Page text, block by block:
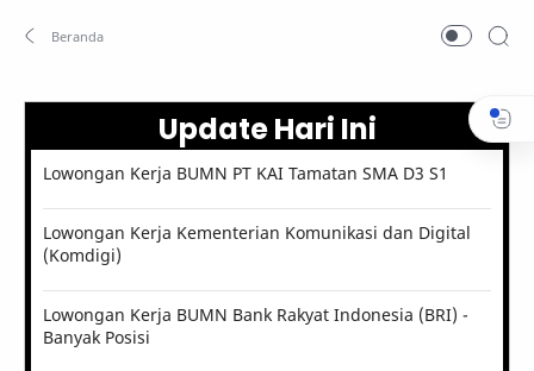
Update Hari Ini
Lowongan Kerja BUMN PT KAI Tamatan SMA D3 S1
Lowongan Kerja Kementerian Komunikasi dan Digital
(Komdigi)
Lowongan Kerja BUMN Bank Rakyat Indonesia (BRI) -
Banyak Posisi